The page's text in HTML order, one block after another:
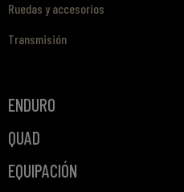
Ruedas y accesorios
Transmisión
ENDURO
QUAD
EQUIPACIÓN